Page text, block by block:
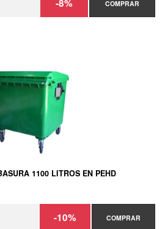
-8% COMPRAR
1100 LITROS EN PEHD
-10% COMPRAR